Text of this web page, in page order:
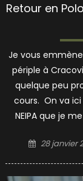
Retour en
Je vous
périple à
quelque peu
cours. On va ici
NEIPA que je
Posted
28 janvier